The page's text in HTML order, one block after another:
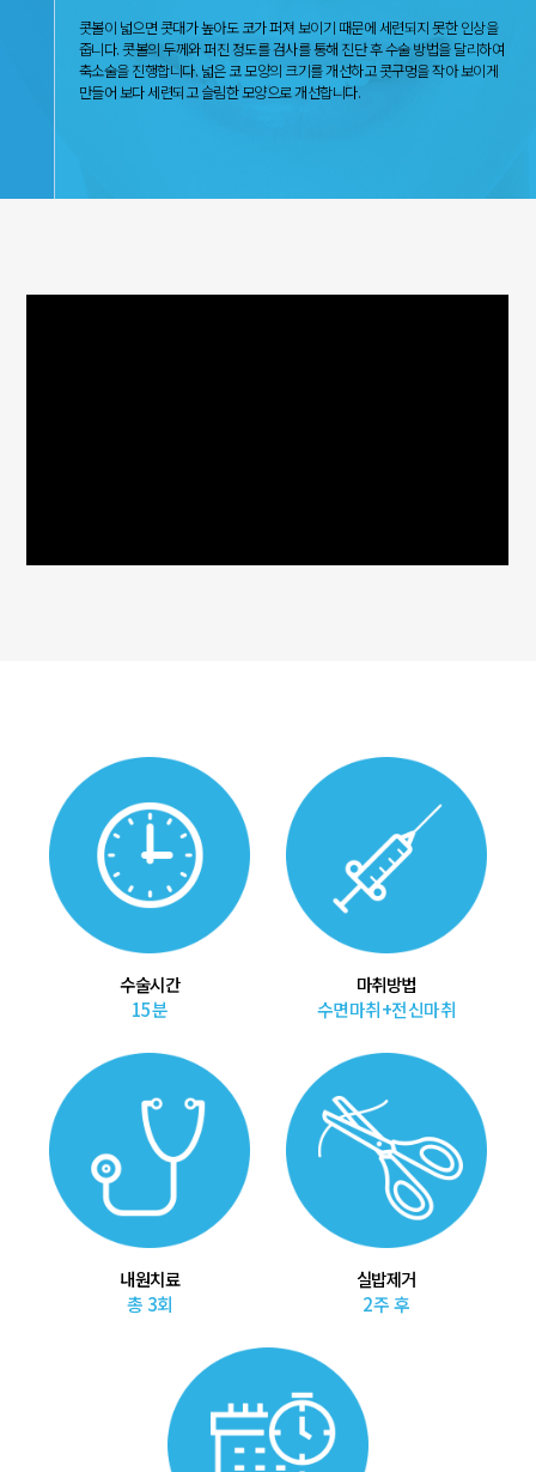
콧볼이 넓으면 콧대가 높아도 코가 퍼져 보이기 때문에 세련되지 못한 인상을
줍니다. 콧볼의 두께와 퍼진 정도를 검사를 통해 진단 후 수술 방법을 달리하여
축소술을 진행합니다. 넓은 코 모양의 크기를 개선하고 콧구멍을 작아 보이게
만들어 보다 세련되고 슬림한 모양으로 개선합니다.
수술시간
15분
마취방법
수면마취+전신마취
내원치료
총 3회
실밥제거
2주 후